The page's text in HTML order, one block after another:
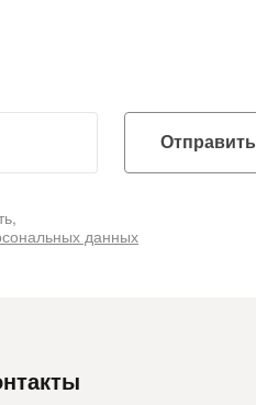
Отправить
данных